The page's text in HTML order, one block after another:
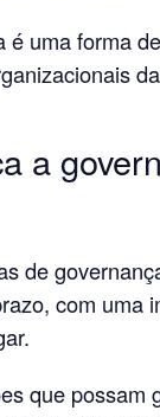
uma forma
a
de
com uma
que possam